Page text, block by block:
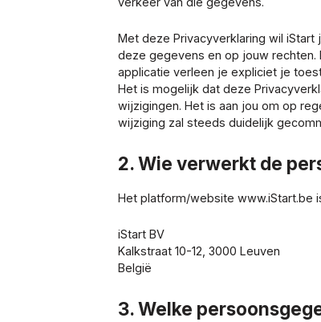
Met deze Privacyverklaring wil
deze gegevens en op jouw
applicatie verleen je expliciet je
Het is mogelijk dat deze
wijzigingen. Het is aan jou om op
wijziging zal steeds duidelijk
2. Wie verwerkt de
Het platform/website www.iStart.be
iStart BV
Kalkstraat 10-12, 3000 Leuven
België
3. Welke